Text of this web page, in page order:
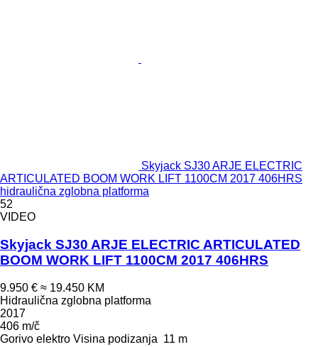
Skyjack SJ30 ARJE ELECTRIC
ARTICULATED BOOM WORK LIFT 1100CM 2017 406HRS
hidraulična zglobna platforma
52
VIDEO
Skyjack SJ30 ARJE ELECTRIC ARTICULATED
BOOM WORK LIFT 1100CM 2017 406HRS
9.950 € ≈ 19.450 KM
Hidraulična zglobna platforma
2017
406 m/č
Gorivo elektro Visina podizanja 11 m